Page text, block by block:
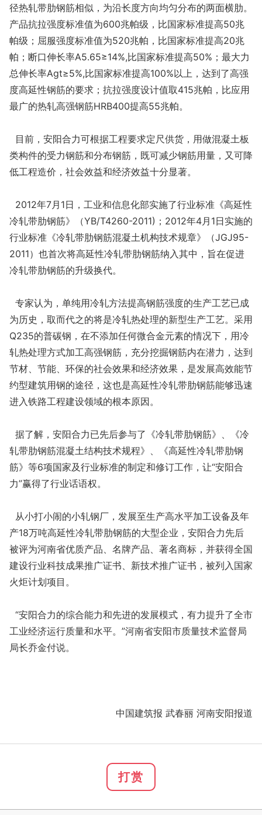
径热轧带肋钢筋相似，为沿长度方向均匀分布的两面横肋。
产品抗拉强度标准值为600兆帕级，比国家标准提高50兆
帕级；屈服强度标准值为520兆帕，比国家标准提高20兆
帕；断口伸长率A5.65≥14%,比国家标准提高50%；最大力
总伸长率Agt≥5%,比国家标准提高100%以上，达到了高强
度高延性钢筋的要求；抗拉强度设计值取415兆帕，比应用
最广的热轧高强钢筋HRB400提高55兆帕。
目前，安阳合力可根据工程要求定尺供货，用做混凝土板
类构件的受力钢筋和分布钢筋，既可减少钢筋用量，又可降
低工程造价，社会效益和经济效益十分显著。
2012年7月1日，工业和信息化部实施了行业标准《高延性
冷轧带肋钢筋》（YB/T4260-2011)；2012年4月1日实施的
行业标准《冷轧带肋钢筋混凝土机构技术规章》（JGJ95-
2011）也首次将高延性冷轧带肋钢筋纳入其中，旨在促进
冷轧带肋钢筋的升级换代。
专家认为，单纯用冷轧方法提高钢筋强度的生产工艺已成
为历史，取而代之的将是冷轧热处理的新型生产工艺。采用
Q235的普碳钢，在不添加任何微合金元素的情况下，用冷
轧热处理方式加工高强钢筋，充分挖掘钢筋内在潜力，达到
节材、节能、环保的社会效果和经济效果，是发展高效能节
约型建筑用钢的途径，这也是高延性冷轧带肋钢筋能够迅速
进入铁路工程建设领域的根本原因。
据了解，安阳合力已先后参与了《冷轧带肋钢筋》、《冷
轧带肋钢筋混凝土结构技术规程》、《高延性冷轧带肋钢
筋》等6项国家及行业标准的制定和修订工作，让“安阳合
力”赢得了行业话语权。
从小打小闹的小轧钢厂，发展至生产高水平加工设备及年
产18万吨高延性冷轧带肋钢筋的大型企业，安阳合力先后
被评为河南省优质产品、名牌产品、著名商标，并获得全国
建设行业科技成果推广证书、新技术推广证书，被列入国家
火炬计划项目。
“安阳合力的综合能力和先进的发展模式，有力提升了全市
工业经济运行质量和水平。”河南省安阳市质量技术监督局
局长乔金付说。
中国建筑报 武春丽 河南安阳报道
打赏